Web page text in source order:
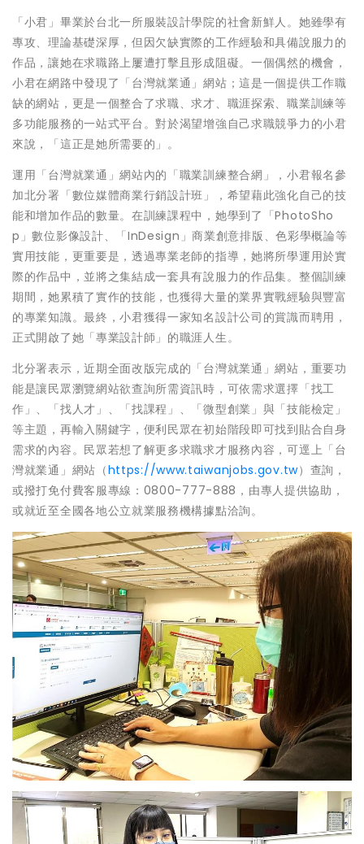
「小君」畢業於台北一所服裝設計學院的社會新鮮人。她雖學有
專攻、理論基礎深厚，但因欠缺實際的工作經驗和具備說服力的
作品，讓她在求職路上屢遭打擊且形成阻礙。一個偶然的機會，
小君在網路中發現了「台灣就業通」網站；這是一個提供工作職
缺的網站，更是一個整合了求職、求才、職涯探索、職業訓練等
多功能服務的一站式平台。對於渴望增強自己求職競爭力的小君
來說，「這正是她所需要的」。
運用「台灣就業通」網站內的「職業訓練整合網」，小君報名參
加北分署「數位媒體商業行銷設計班」，希望藉此強化自己的技
能和增加作品的數量。在訓練課程中，她學到了「PhotoSho
p」數位影像設計、「InDesign」商業創意排版、色彩學概論等
實用技能，更重要是，透過專業老師的指導，她將所學運用於實
際的作品中，並將之集結成一套具有說服力的作品集。整個訓練
期間，她累積了實作的技能，也獲得大量的業界實戰經驗與豐富
的專業知識。最終，小君獲得一家知名設計公司的賞識而聘用，
正式開啟了她「專業設計師」的職涯人生。
北分署表示，近期全面改版完成的「台灣就業通」網站，重要功
能是讓民眾瀏覽網站欲查詢所需資訊時，可依需求選擇「找工
作」、「找人才」、「找課程」、「微型創業」與「技能檢定」
等主題，再輸入關鍵字，便利民眾在初始階段即可找到貼合自身
需求的內容。民眾若想了解更多求職求才服務內容，可逕上「台
灣就業通」網站（https://www.taiwanjobs.gov.tw）查詢，
或撥打免付費客服專線：0800-777-888，由專人提供協助，
或就近至全國各地公立就業服務機構據點洽詢。